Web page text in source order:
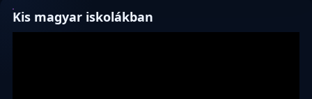
Kis magyar iskolákban